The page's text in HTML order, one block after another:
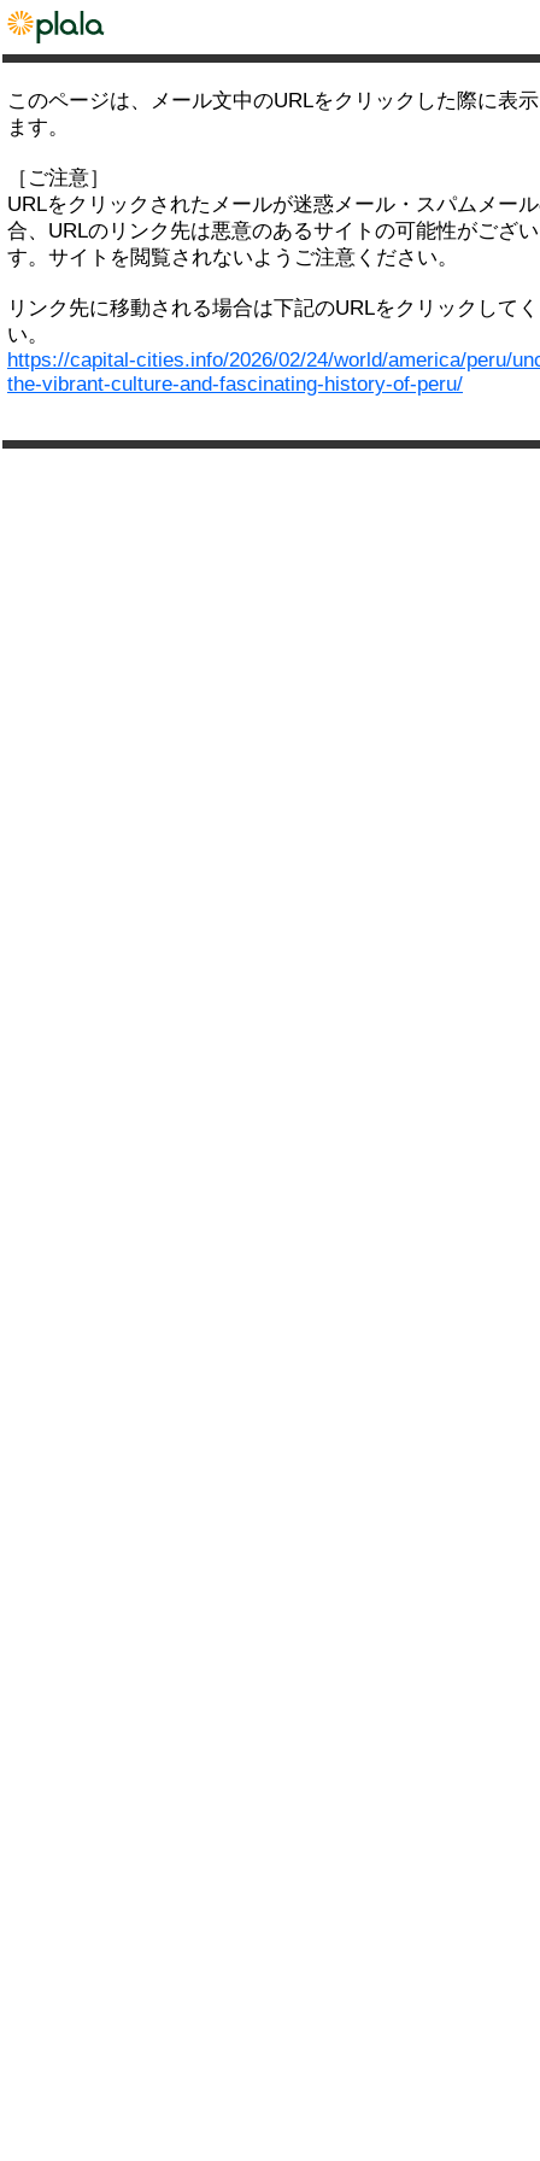
このページは、メール文中のURLをクリックした際に表
ます。
［ご注意］
URLをクリックされたメールが迷惑メール・スパムメー
合、URLのリンク先は悪意のあるサイトの可能性がござ
す。サイトを閲覧されないようご注意ください。
リンク先に移動される場合は下記のURLをクリックして
い。
https://capital-cities.info/2026/02/24/world/america/peru/
the-vibrant-culture-and-fascinating-history-of-peru/